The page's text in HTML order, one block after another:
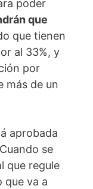
poder
que
que tienen
al 33%, y
por
más de un
aprobada
se
que regule
que va a